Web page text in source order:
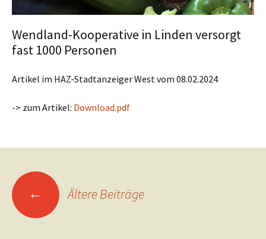
Wendland-Kooperative in Linden versorgt
fast 1000 Personen
Artikel im HAZ-Stadtanzeiger West vom 08.02.2024
-> zum Artikel: Download.pdf
Beitrags-
Navigation
← Ältere Beiträge